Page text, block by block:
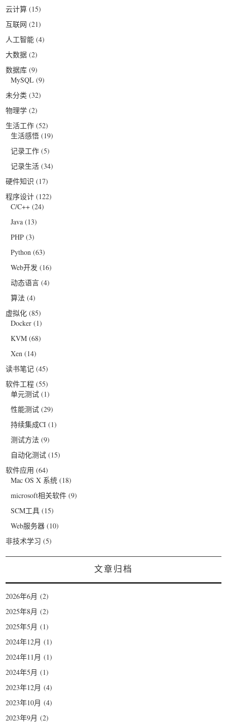
云计算 (15)
互联网 (21)
人工智能 (4)
大数据 (2)
数据库 (9)
MySQL (9)
未分类 (32)
物理学 (2)
生活工作 (52)
生活感悟 (19)
记录工作 (5)
记录生活 (34)
硬件知识 (17)
程序设计 (122)
C/C++ (24)
Java (13)
PHP (3)
Python (63)
Web开发 (16)
动态语言 (4)
算法 (4)
虚拟化 (85)
Docker (1)
KVM (68)
Xen (14)
读书笔记 (45)
软件工程 (55)
单元测试 (1)
性能测试 (29)
持续集成CI (1)
测试方法 (9)
自动化测试 (15)
软件应用 (64)
Mac OS X 系统 (18)
microsoft相关软件 (9)
SCM工具 (15)
Web服务器 (10)
非技术学习 (5)
文章归档
2026年6月 (2)
2025年8月 (2)
2025年5月 (1)
2024年12月 (1)
2024年11月 (1)
2024年5月 (1)
2023年12月 (4)
2023年10月 (4)
2023年9月 (2)